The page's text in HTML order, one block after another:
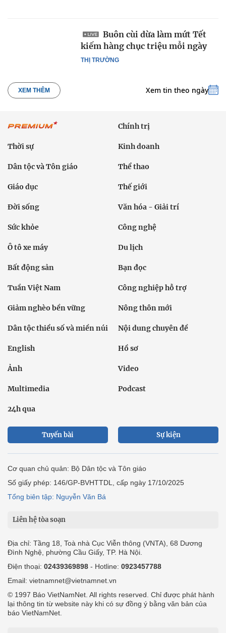
THỊ TRƯỜNG
Buôn cùi dừa làm mứt Tết
kiếm hàng chục triệu mỗi ngày
XEM THÊM Xem tin theo ngày
Chính trị
Thời sự Kinh doanh
Dân tộc và Tôn giáo Thể thao
Giáo dục Thế giới
Đời sống Văn hóa - Giải trí
Sức khỏe Công nghệ
Ô tô xe máy Du lịch
Bất động sản Bạn đọc
Tuần Việt Nam Công nghiệp hỗ trợ
Giảm nghèo bền vững Nông thôn mới
Dân tộc thiểu số và miền núi Nội dung chuyên đề
English Hồ sơ
Ảnh Video
Multimedia Podcast
24h qua
Tuyến bài Sự kiện
Cơ quan chủ quản: Bộ Dân tộc và Tôn giáo
Số giấy phép: 146/GP-BVHTTDL, cấp ngày 17/10/2025
Tổng biên tập: Nguyễn Văn Bá
Liên hệ tòa soạn
Địa chỉ: Tầng 18, Toà nhà Cục Viễn thông (VNTA), 68 Dương
Đình Nghệ, phường Cầu Giấy, TP. Hà Nội.
Điện thoại: 02439369898 - Hotline: 0923457788
Email: vietnamnet@vietnamnet.vn
© 1997 Báo VietNamNet. All rights reserved. Chỉ được phát hành
lại thông tin từ website này khi có sự đồng ý bằng văn bản của
báo VietNamNet.